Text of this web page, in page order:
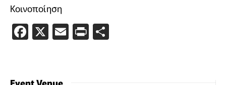
Κοινοποίηση
Facebook
X EmailPrintFriendly